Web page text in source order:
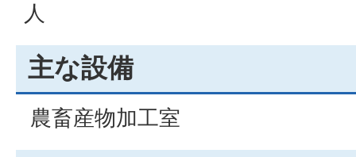
人
主な設備
農畜産物加工室